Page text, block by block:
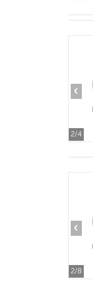
2/4
‹
2/8
‹